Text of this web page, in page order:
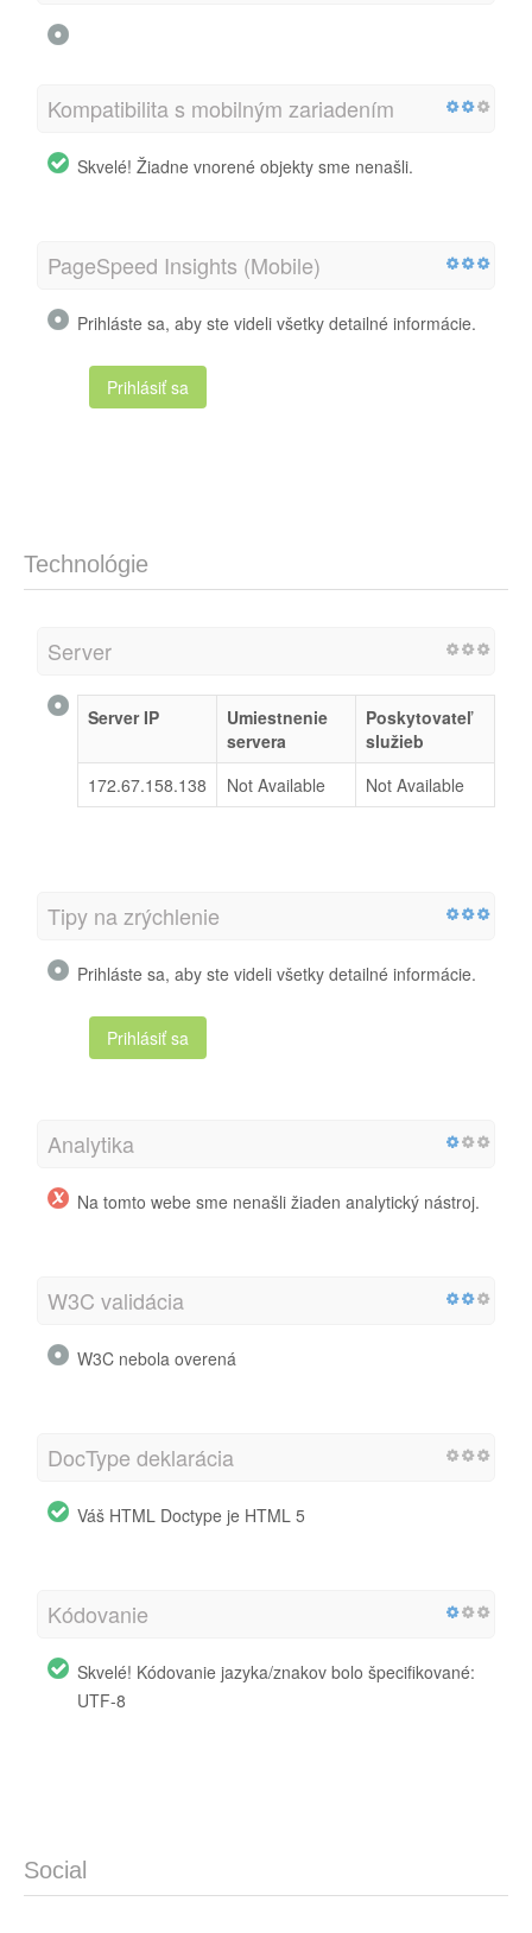
Kompatibilita s mobilným zariadením
Skvelé! Žiadne vnorené objekty sme nenašli.
PageSpeed Insights (Mobile)
Prihláste sa, aby ste videli všetky detailné informácie.
Prihlásiť sa
Technológie
Server
Server IP
Umiestnenie
servera
Poskytovateľ
služieb
172.67.158.138
Not Available Not Available
Tipy na zrýchlenie
Prihláste sa, aby ste videli všetky detailné informácie.
Prihlásiť sa
Analytika
Na tomto webe sme nenašli žiaden analytický nástroj.
W3C validácia
W3C nebola overená
DocType deklarácia
Váš HTML Doctype je HTML 5
Kódovanie
Skvelé! Kódovanie jazyka/znakov bolo špecifikované:
UTF-8
Social